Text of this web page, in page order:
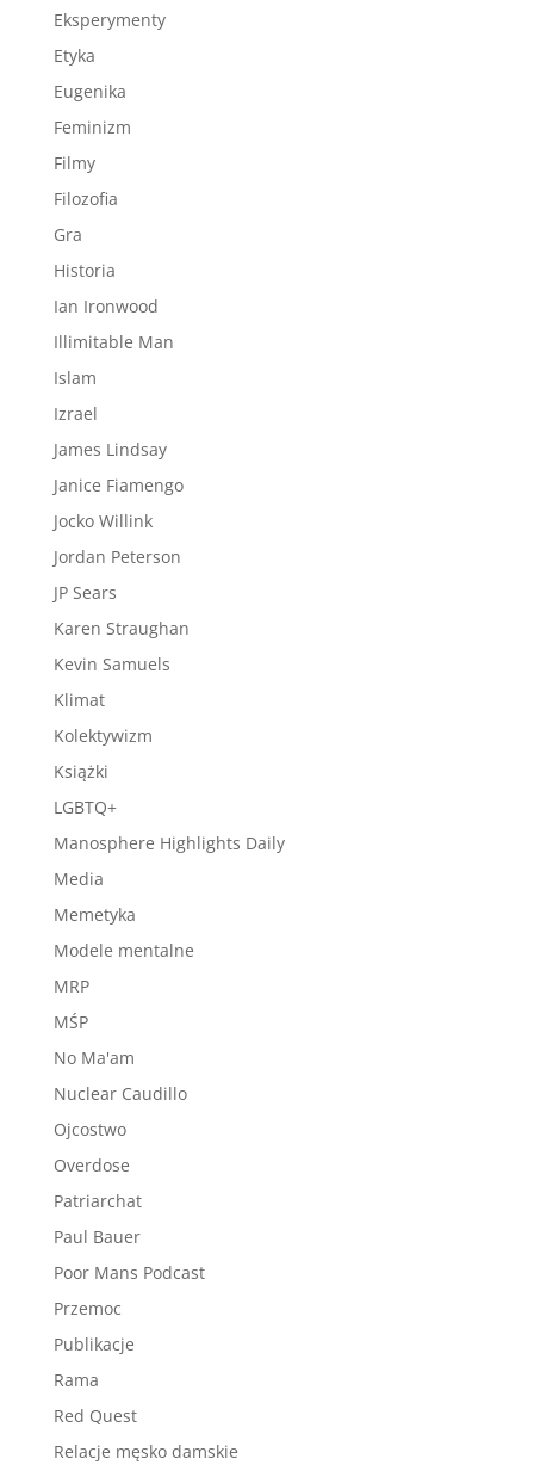
Eksperymenty
Etyka
Eugenika
Feminizm
Filmy
Filozofia
Gra
Historia
Ian Ironwood
Illimitable Man
Islam
Izrael
James Lindsay
Janice Fiamengo
Jocko Willink
Jordan Peterson
JP Sears
Karen Straughan
Kevin Samuels
Klimat
Kolektywizm
Książki
LGBTQ+
Manosphere Highlights Daily
Media
Memetyka
Modele mentalne
MRP
MŚP
No Ma'am
Nuclear Caudillo
Ojcostwo
Overdose
Patriarchat
Paul Bauer
Poor Mans Podcast
Przemoc
Publikacje
Rama
Red Quest
Relacje męsko damskie